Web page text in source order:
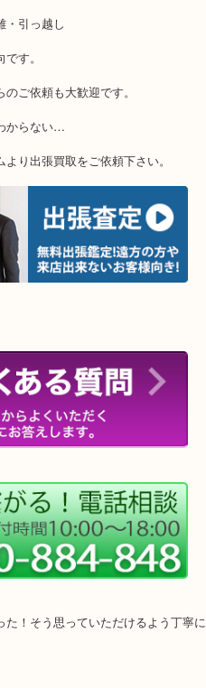
！
に
離・引っ越し
です。
らのご依頼も大歓迎です。
わからない…